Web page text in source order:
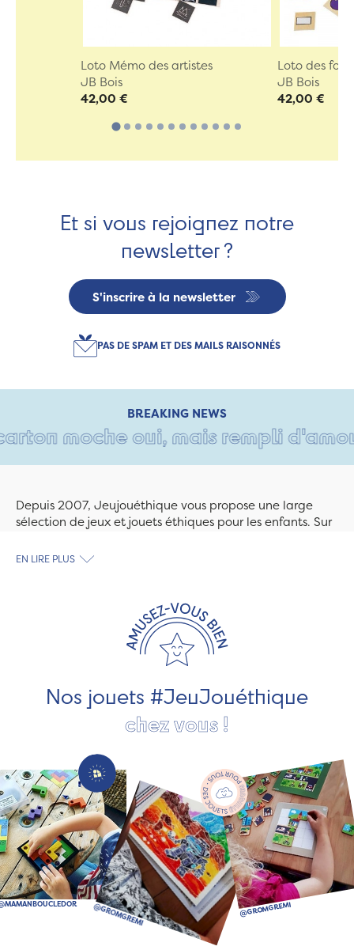
Loto Mémo des artistes
JB Bois
42,00 €
Loto des
JB Bois
42,00 €
Et si vous rejoignez notre
newsletter ?
S'inscrire à la newsletter
PAS DE SPAM ET DES MAILS RAISONNÉS
BREAKING NEWS
moche oui, mais rempli d'amour
Depuis 2007, Jeujouéthique vous propose une large
sélection de jeux et jouets éthiques pour les enfants. Sur
découvrez le plus grand choix de jouets en bois
les jeux et jouets en bois de qualité et engagés dans le
développement durable. Ils nous fabriquent des jouets
pour les jeunes enfants, des jeux d'éveil, des jeux de
société, des jouets d'imitation, des jeux de plein air, ... et
EN LIRE PLUS
Nos jouets #JeuJouéthique
chez vous !